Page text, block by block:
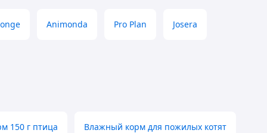
Animonda Pro Plan Josera
150 г птица Влажный корм для пожилых котят